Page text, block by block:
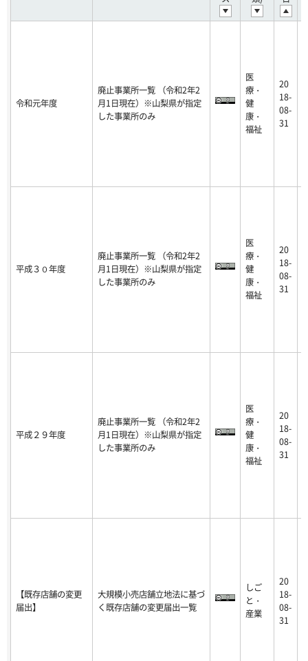
令和元年度
廃止事業所一覧 （令和2年2
月1日現在）※山梨県が指定
した事業所のみ
医
療・
健
康・
福祉
20
18-
08-
31
平成３０年度
廃止事業所一覧 （令和2年2
月1日現在）※山梨県が指定
した事業所のみ
医
療・
健
康・
福祉
20
18-
08-
31
平成２９年度
廃止事業所一覧 （令和2年2
月1日現在）※山梨県が指定
した事業所のみ
医
療・
健
康・
福祉
20
18-
08-
31
【既存店舗の変更
届出】
大規模小売店舗立地法に基づ
く既存店舗の変更届出一覧
しご
と・
産業
20
18-
08-
31